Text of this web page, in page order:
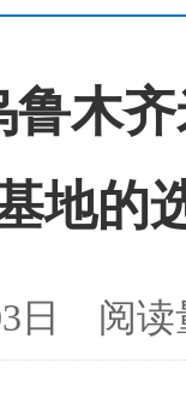
鲁木
地的
03日 阅